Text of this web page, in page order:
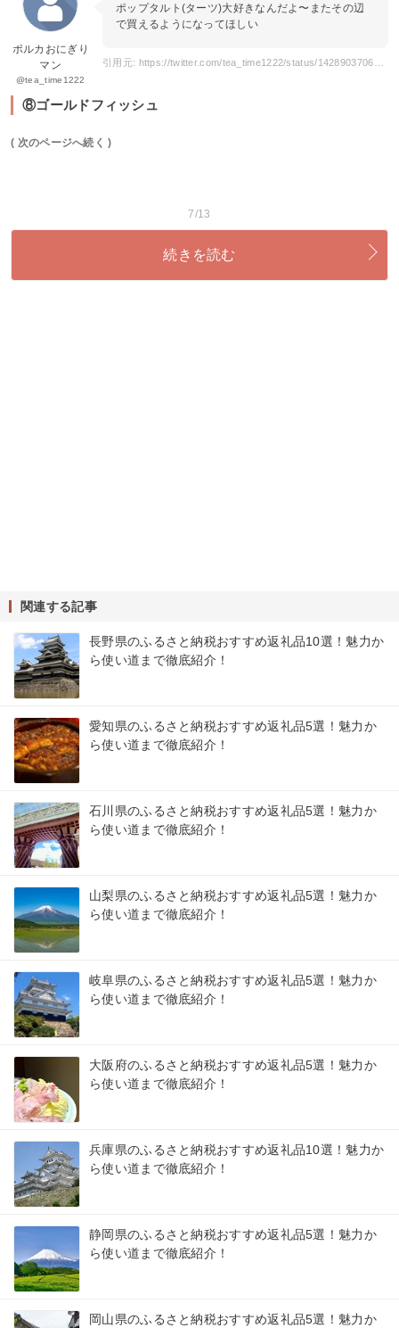
ポルカおにぎり
マン
@tea_time1222
ポップタルト(ターツ)大好きなんだよ〜またその辺
で買えるようになってほしい
⑧ゴールドフィッシュ
( 次のページへ続く )
7/13
続きを読む
関連する記事
長野県のふるさと納税おすすめ返礼品10選！魅力か
ら使い道まで徹底紹介！
愛知県のふるさと納税おすすめ返礼品5選！魅力か
ら使い道まで徹底紹介！
石川県のふるさと納税おすすめ返礼品5選！魅力か
ら使い道まで徹底紹介！
山梨県のふるさと納税おすすめ返礼品5選！魅力か
ら使い道まで徹底紹介！
岐阜県のふるさと納税おすすめ返礼品5選！魅力か
ら使い道まで徹底紹介！
大阪府のふるさと納税おすすめ返礼品5選！魅力か
ら使い道まで徹底紹介！
兵庫県のふるさと納税おすすめ返礼品10選！魅力か
ら使い道まで徹底紹介！
静岡県のふるさと納税おすすめ返礼品5選！魅力か
ら使い道まで徹底紹介！
岡山県のふるさと納税おすすめ返礼品5選！魅力か